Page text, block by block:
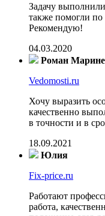
Задачу
также помогли
Рекомендую!
04.03.2020
Роман
Vedomosti.ru
Хочу выразить
качественно
в точности и в
18.09.2021
Юлия
Fix-price.ru
Работают
работа,